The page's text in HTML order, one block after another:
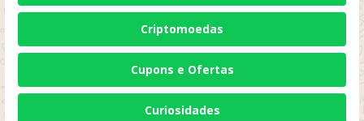
Criptomoedas
Cupons e Ofertas
Curiosidades